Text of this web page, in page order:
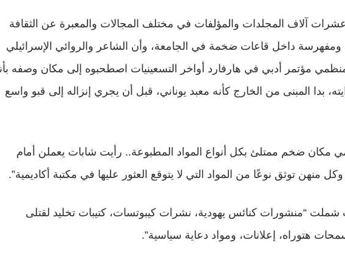
آلاف المجلدات والمؤلفات في مختلف المجالات والمعبرة عن الثقافة
ومفهرسة داخل قاعات ضخمة في الجامعة، وأن الشاعر والروائي الإسرائيلي
مؤتمر أدبي في هارفارد أواخر التسعينيات اصطحبوه إلى مكان وصفه
بدا المبنى من الخارج كأنه معبد يوناني، قبل أن يجري إنزاله إلى قبو واسع
مكان ضخم ممتلئ بكل أنواع المواد المطبوعة.. رأيت شابات يعملن أمام
منهن توثق نوعًا من المواد التي لا يتوقع العثور عليها في مكتبة أكاديمية”.
شملت “منشورات كنائس يهودية، نشرات كيبوتسات، كتيبات تخليد لقتلى
هتوراه، إعلانات، ومواد دعاية سياسية”.